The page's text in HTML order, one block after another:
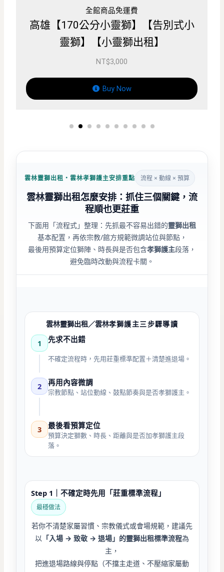
全館商品免運費
屏東【170公分小靈獅】【告別式小
靈獅】【小靈獅出租】
NT$
Buy Now
雲林靈獅出租・雲林孝獅護主安排重點 流程 × 動線 × 預算
雲林靈獅出租怎麼安排：抓住三個關鍵，流
程順也更莊重
下面用「流程式」整理：先抓最不容易出錯的靈獅出租
基本配置，再依宗教/館方規範微調站位與節點，
最後用預算定位獅陣、時長與是否包含孝獅護主段落，
避免臨時改動與流程卡關。
雲林靈獅出租／雲林孝獅護主三步驟導讀
1 先求不出錯
不確定流程時，先用莊重標準配置＋清楚進退場。
2 再用內容微調
宗教節點、站位動線、鼓點節奏與是否孝獅護主。
3 最後看預算定位
預算決定獅數、時長、距離與是否加孝獅護主段
落。
Step 1｜不確定時先用「莊重標準流程」
最穩做法
若你不清楚家屬習慣、宗教儀式或會場規範，建議先
以 「入場 → 致敬 → 退場」的靈獅出租標準流程為
主，
把進退場路線與停點（不擋主走道、不壓縮家屬動